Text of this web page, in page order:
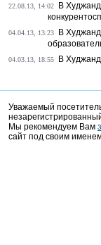
22.08.13, 14:02
В
04.04.13, 13:23
В
04.03.13, 18:55 В
Уважаемый
Мы рекомендуем Вам
сайт под своим